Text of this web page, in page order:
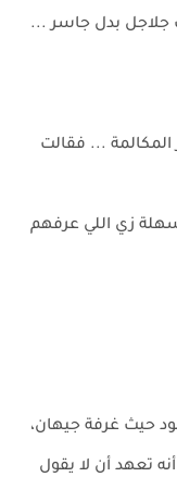
بدل جاسر ...
... فقالت
زي اللي عرفهم
حيث غرفة جيهان،
تعهد أن لا يقول